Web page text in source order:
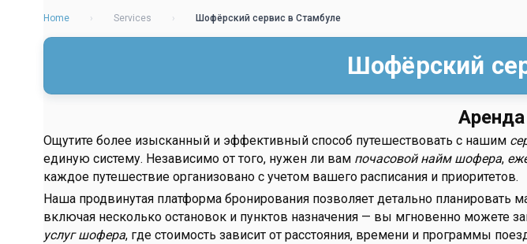
Home › Services › Шофёрский сервис в Стамбуле
Шофёрский
Ощутите более изысканный и эффективный способ путешествовать с нашим
единую систему. Независимо от того, нужен ли вам почасовой найм шофера,
каждое путешествие организовано с учетом вашего расписания и приоритетов.
Наша продвинутая платформа бронирования позволяет детально
включая несколько остановок и пунктов назначения — вы мгновенно можете
услуг шофера, где стоимость зависит от расстояния, времени и программы